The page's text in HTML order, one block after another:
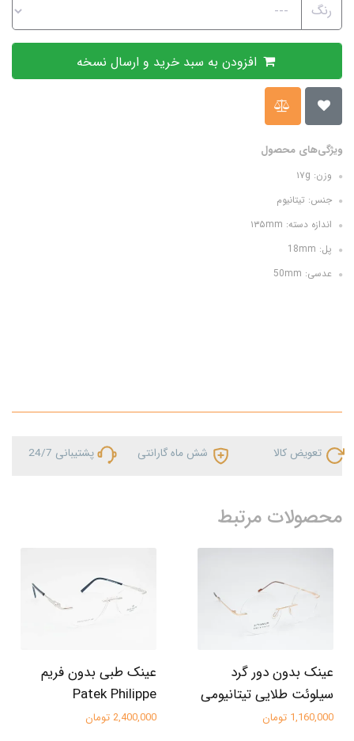
رنگ
ویژگی‌های محصول
وزن: ۱۷g
جنس: تيتانيوم
اندازه دسته: ۱۳۵mm
پل: 18mm
عدسی: 50mm
تعویض کالا شش ماه گارانتی پشتیبانی 24/7
محصولات مرتبط
عینک بدون دور گرد
سیلوئت طلایی تیتانیومی
1,160,000 تومان
عینک طبی بدون فریم
Patek Philippe
2,400,000 تومان